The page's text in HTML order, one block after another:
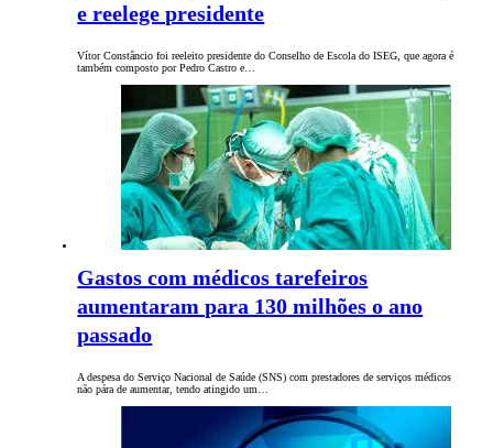
e reelege presidente
Vítor Constâncio foi reeleito presidente do Conselho de Escola do ISEG, que agora é
também composto por Pedro Castro e…
Gastos com médicos tarefeiros
aumentaram para 130 milhões o ano
passado
A despesa do Serviço Nacional de Saúde (SNS) com prestadores de serviços médicos
não pára de aumentar, tendo atingido um…